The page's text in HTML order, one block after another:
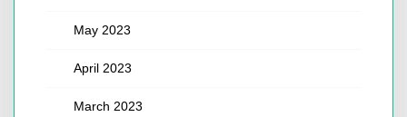
May 2023
April 2023
March 2023